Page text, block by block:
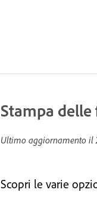
Stampa
Ultimo aggiornamento il
Scopri le varie